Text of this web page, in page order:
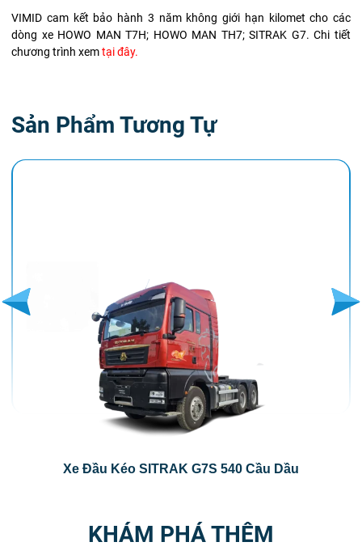
VIMID cam kết bảo hành 3 năm không giới hạn kilomet cho các
dòng xe HOWO MAN T7H; HOWO MAN TH7; SITRAK G7. Chi tiết
chương trình xemtạiđây.
Sản Phẩm Tương Tự
Xe Đầu Kéo SITRAK G7S 540 Cầu Dầu
KHÁM PHÁ THÊM